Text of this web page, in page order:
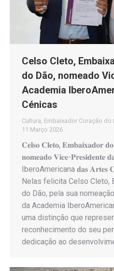
Celso Cleto,
do Dão, nomeado
Academia
Cénicas
Cultura Embaixador Coração do
11 Março 2026
𝐂𝐞𝐥𝐬𝐨 𝐂𝐥𝐞𝐭𝐨, 𝐄𝐦𝐛𝐚𝐢𝐱𝐚𝐝𝐨𝐫
𝐧𝐨𝐦𝐞𝐚𝐝𝐨 𝐕𝐢𝐜𝐞-𝐏𝐫𝐞𝐬𝐢𝐝𝐞𝐧𝐭𝐞
IberoAmericana 𝐝𝐚𝐬 𝐀𝐫𝐭𝐞𝐬
Nelas felicita Celso Cleto,
do Dão, pela sua
da Academia
uma distinção que
reconhecimento do seu
dedicação ao